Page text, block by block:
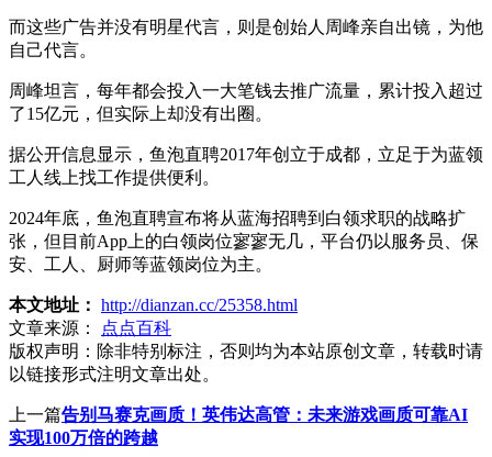
而这些广告并没有明星代言，则是创始人周峰亲自出镜，为他
自己代言。
周峰坦言，每年都会投入一大笔钱去推广流量，累计投入超过
了15亿元，但实际上却没有出圈。
据公开信息显示，鱼泡直聘2017年创立于成都，立足于为蓝领
工人线上找工作提供便利。
2024年底，鱼泡直聘宣布将从蓝海招聘到白领求职的战略扩
张，但目前App上的白领岗位寥寥无几，平台仍以服务员、保
安、工人、厨师等蓝领岗位为主。
本文地址： http://dianzan.cc/25358.html
文章来源：
点点百科
版权声明： 除非特别标注，否则均为本站原创文章，转载时请
以链接形式注明文章出处。
上一篇告别马赛克画质！英伟达高管：未来游戏画质可靠AI
实现100万倍的跨越